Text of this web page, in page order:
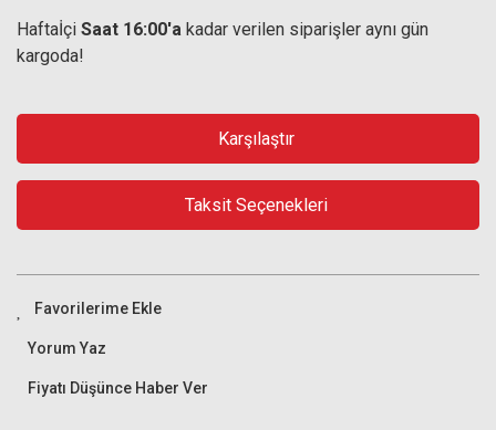
Haftaİçi Saat 16:00'a kadar verilen siparişler aynı gün
kargoda!
Karşılaştır
Taksit Seçenekleri
Yorum Yaz
Fiyatı Düşünce Haber Ver